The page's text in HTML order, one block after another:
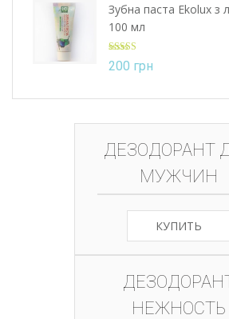
Зубна паста Ekolux з
100 мл
Оцінено в
5.00з 5
200 грн
ДЕЗОДОРАНТ
МУЖЧИН
КУПИТЬ
НЕЖНОСТЬ